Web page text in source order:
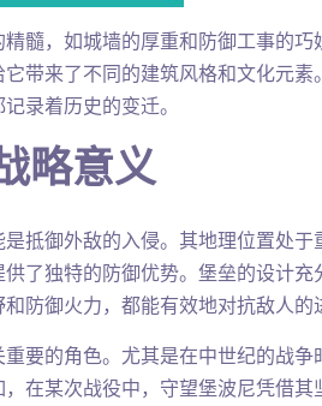
髓，如城墙的厚重和防御工事的巧
带来了不同的建筑风格和文化元素
录着历史的变迁。
略意义
抵御外敌的入侵。其地理位置处于
了独特的防御优势。堡垒的设计充
防御火力，都能有效地对抗敌人的
要的角色。尤其是在中世纪的战争
在某次战役中，守望堡波尼凭借其